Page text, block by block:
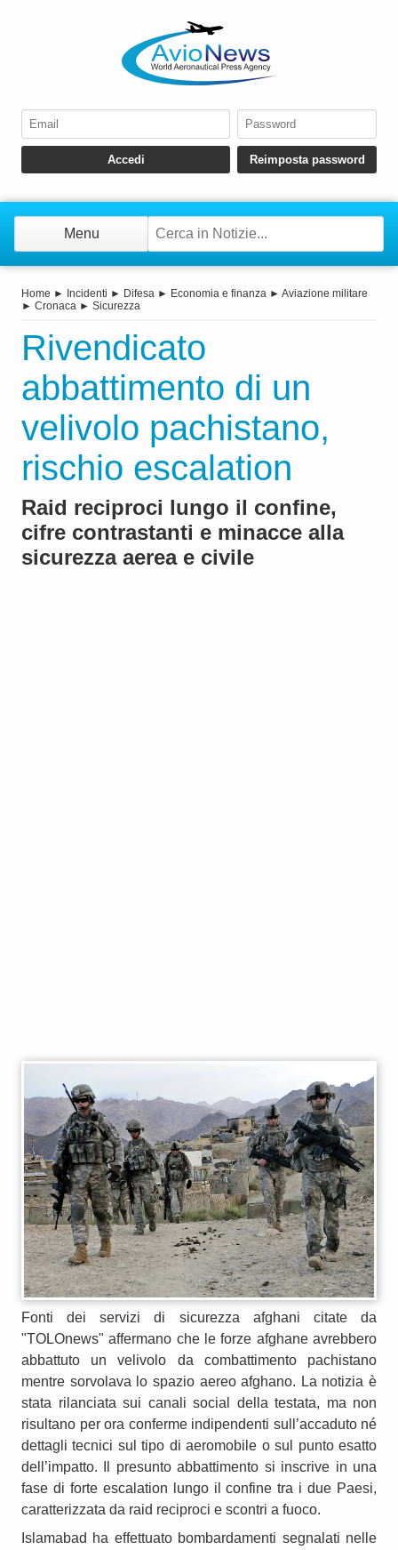
Menu
Home ► Incidenti ► Difesa ► Economia e finanza ► Aviazione militare
► Cronaca ► Sicurezza
Rivendicato
abbattimento di un
velivolo pachistano,
rischio escalation
Raid reciproci lungo il confine,
cifre contrastanti e minacce alla
sicurezza aerea e civile
Fonti dei servizi di sicurezza afghani citate da
"TOLOnews" affermano che le forze afghane avrebbero
abbattuto un velivolo da combattimento pachistano
mentre sorvolava lo spazio aereo afghano. La notizia è
stata rilanciata sui canali social della testata, ma non
risultano per ora conferme indipendenti sull’accaduto né
dettagli tecnici sul tipo di aeromobile o sul punto esatto
dell’impatto. Il presunto abbattimento si inscrive in una
fase di forte escalation lungo il confine tra i due Paesi,
caratterizzata da raid reciproci e scontri a fuoco.
Islamabad ha effettuato bombardamenti segnalati nelle